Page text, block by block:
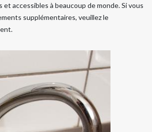
accessibles à beaucoup de monde. Si vous
supplémentaires, veuillez le